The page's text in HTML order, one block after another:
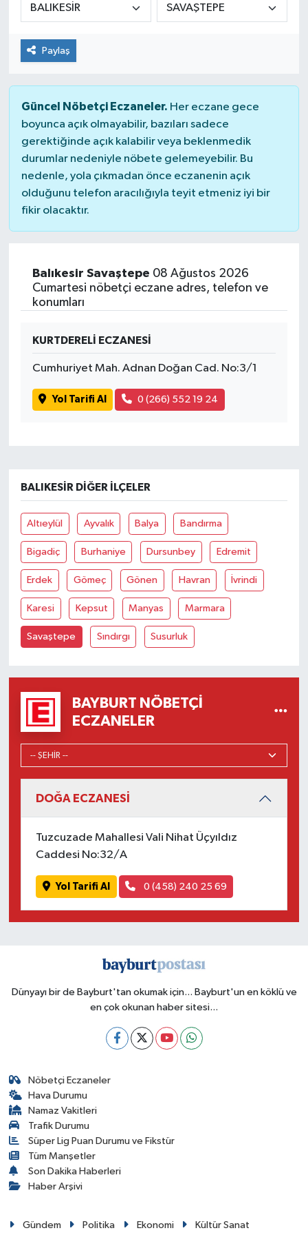
Paylaş
Güncel Nöbetçi Eczaneler. Her eczane gece
boyunca açık olmayabilir, bazıları sadece
gerektiğinde açık kalabilir veya beklenmedik
durumlar nedeniyle nöbete gelemeyebilir. Bu
nedenle, yola çıkmadan önce eczanenin açık
olduğunu telefon aracılığıyla teyit etmeniz iyi bir
fikir olacaktır.
Balıkesir Savaştepe 08 Ağustos 2026
Cumartesi nöbetçi eczane adres, telefon ve
konumları
KURTDERELİ ECZANESİ
Cumhuriyet Mah. Adnan Doğan Cad. No:3/1
Yol Tarifi Al 0 (266) 552 19 24
BALIKESIR DIĞER İLÇELER
Altıeylül Ayvalık Balya Bandırma
Bigadiç Burhaniye Dursunbey Edremit
Erdek Gömeç Gönen Havran İvrindi
Karesi Kepsut Manyas Marmara
Savaştepe Sındırgı Susurluk
BAYBURT NÖBETÇI
ECZANELER
DOĞA ECZANESİ
Tuzcuzade Mahallesi Vali Nihat Üçyıldız
Caddesi No:32/A
Yol Tarifi Al 0 (458) 240 25 69
Dünyayı bir de Bayburt'tan okumak için... Bayburt'un en köklü ve
en çok okunan haber sitesi...
Nöbetçi Eczaneler
Hava Durumu
Namaz Vakitleri
Trafik Durumu
Süper Lig Puan Durumu ve Fikstür
Tüm Manşetler
Son Dakika Haberleri
Haber Arşivi
Gündem Politika Ekonomi
Kültür Sanat